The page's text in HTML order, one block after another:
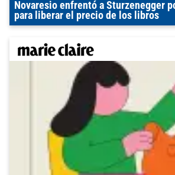
Novaresio enfrentó a Sturzenegger
para liberar el precio de los libros